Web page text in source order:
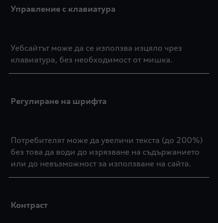
Управление с клавиатура
Уебсайтът може да се използва изцяло чрез
клавиатура, без необходимост от мишка.
Регулиране на шрифта
Потребителят може да увеличи текста (до 200%)
без това да води до изрязване на съдържанието
или до невъзможност за използване на сайта.
Контраст